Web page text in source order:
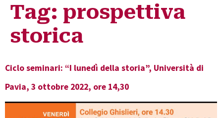
Tag: prospettiva
storica
Ciclo seminari: “I lunedì della storia”, Università di
Pavia, 3 ottobre 2022, ore 14,30